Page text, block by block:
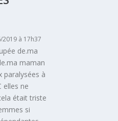
2019 à 17h37
de.ma
maman
paralysées à
elles ne
était triste
si